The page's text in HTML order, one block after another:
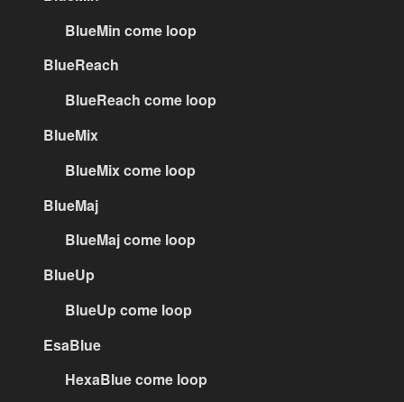
BlueMin come loop
BlueReach
BlueReach come loop
BlueMix
BlueMix come loop
BlueMaj
BlueMaj come loop
BlueUp
BlueUp come loop
EsaBlue
HexaBlue come loop